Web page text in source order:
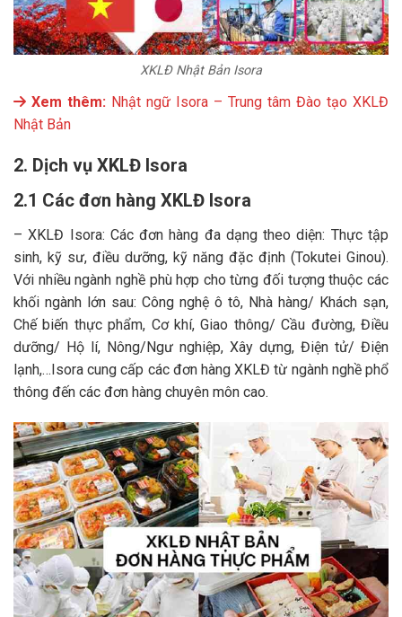
XKLĐ Nhật Bản Isora
Xem thêm: Nhật ngữ Isora – Trung tâm Đào tạo XKLĐ
Nhật Bản
2. Dịch vụ XKLĐ Isora
2.1 Các đơn hàng XKLĐ Isora
– XKLĐ Isora: Các đơn hàng đa dạng theo diện: Thực tập
sinh, kỹ sư, điều dưỡng, kỹ năng đặc định (Tokutei Ginou).
Với nhiều ngành nghề phù hợp cho từng đối tượng thuộc các
khối ngành lớn sau: Công nghệ ô tô, Nhà hàng/ Khách sạn,
Chế biến thực phẩm, Cơ khí, Giao thông/ Cầu đường, Điều
dưỡng/ Hộ lí, Nông/Ngư nghiệp, Xây dựng, Điện tử/ Điện
lạnh,…Isora cung cấp các đơn hàng XKLĐ từ ngành nghề phổ
thông đến các đơn hàng chuyên môn cao.